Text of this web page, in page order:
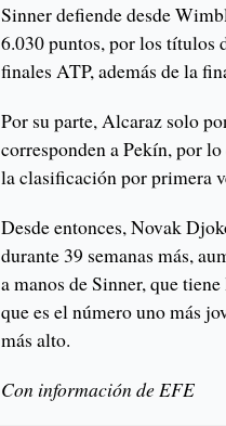
Sinner defiende desde
6.030 puntos, por los títulos
finales ATP, además de la
Por su parte, Alcaraz solo
corresponden a Pekín, por
la clasificación por primera
Desde entonces, Novak
durante 39 semanas más,
a manos de Sinner, que
que es el número uno más
más alto.
Con información de EFE